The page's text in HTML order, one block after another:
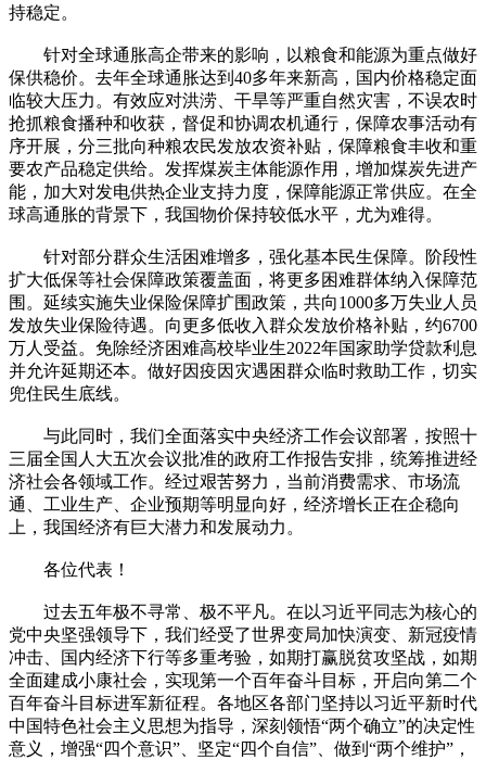
持稳定。
针对全球通胀高企带来的影响，以粮食和能源为重点做好
保供稳价。去年全球通胀达到40多年来新高，国内价格稳定面
临较大压力。有效应对洪涝、干旱等严重自然灾害，不误农时
抢抓粮食播种和收获，督促和协调农机通行，保障农事活动有
序开展，分三批向种粮农民发放农资补贴，保障粮食丰收和重
要农产品稳定供给。发挥煤炭主体能源作用，增加煤炭先进产
能，加大对发电供热企业支持力度，保障能源正常供应。在全
球高通胀的背景下，我国物价保持较低水平，尤为难得。
针对部分群众生活困难增多，强化基本民生保障。阶段性
扩大低保等社会保障政策覆盖面，将更多困难群体纳入保障范
围。延续实施失业保险保障扩围政策，共向1000多万失业人员
发放失业保险待遇。向更多低收入群众发放价格补贴，约6700
万人受益。免除经济困难高校毕业生2022年国家助学贷款利息
并允许延期还本。做好因疫因灾遇困群众临时救助工作，切实
兜住民生底线。
与此同时，我们全面落实中央经济工作会议部署，按照十
三届全国人大五次会议批准的政府工作报告安排，统筹推进经
济社会各领域工作。经过艰苦努力，当前消费需求、市场流
通、工业生产、企业预期等明显向好，经济增长正在企稳向
上，我国经济有巨大潜力和发展动力。
各位代表！
过去五年极不寻常、极不平凡。在以习近平同志为核心的
党中央坚强领导下，我们经受了世界变局加快演变、新冠疫情
冲击、国内经济下行等多重考验，如期打赢脱贫攻坚战，如期
全面建成小康社会，实现第一个百年奋斗目标，开启向第二个
百年奋斗目标进军新征程。各地区各部门坚持以习近平新时代
中国特色社会主义思想为指导，深刻领悟“两个确立”的决定性
意义，增强“四个意识”、坚定“四个自信”、做到“两个维护”，